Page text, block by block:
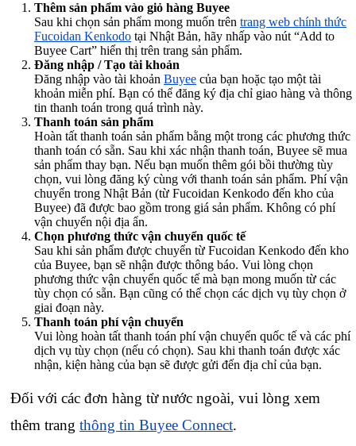
Thêm sản phẩm vào giỏ hàng Buyee
Sau khi chọn sản phẩm mong muốn trên trang web chính thức
Fucoidan Kenkodo tại Nhật Bản, hãy nhấp vào nút “Add to
Buyee Cart” hiển thị trên trang sản phẩm.
Đăng nhập / Tạo tài khoản
Đăng nhập vào tài khoản Buyee của bạn hoặc tạo một tài
khoản miễn phí. Bạn có thể đăng ký địa chỉ giao hàng và thông
tin thanh toán trong quá trình này.
Thanh toán sản phẩm
Hoàn tất thanh toán sản phẩm bằng một trong các phương thức
thanh toán có sẵn. Sau khi xác nhận thanh toán, Buyee sẽ mua
sản phẩm thay bạn. Nếu bạn muốn thêm gói bồi thường tùy
chọn, vui lòng đăng ký cùng với thanh toán sản phẩm. Phí vận
chuyển trong Nhật Bản (từ Fucoidan Kenkodo đến kho của
Buyee) đã được bao gồm trong giá sản phẩm. Không có phí
vận chuyển nội địa ẩn.
Chọn phương thức vận chuyển quốc tế
Sau khi sản phẩm được chuyển từ Fucoidan Kenkodo đến kho
của Buyee, bạn sẽ nhận được thông báo. Vui lòng chọn
phương thức vận chuyển quốc tế mà bạn mong muốn từ các
tùy chọn có sẵn. Bạn cũng có thể chọn các dịch vụ tùy chọn ở
giai đoạn này.
Thanh toán phí vận chuyển
Vui lòng hoàn tất thanh toán phí vận chuyển quốc tế và các phí
dịch vụ tùy chọn (nếu có chọn). Sau khi thanh toán được xác
nhận, kiện hàng của bạn sẽ được gửi đến địa chỉ của bạn.
Đối với các đơn hàng từ nước ngoài, vui lòng xem
thêm trang thông tin Buyee Connect.